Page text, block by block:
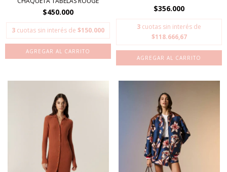
$450.000
3 cuotas sin interés de $150.000
AGREGAR AL CARRITO
$356.000
3 cuotas sin interés de
$118.666,67
AGREGAR AL CARRITO